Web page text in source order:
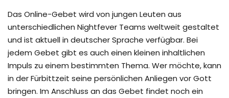
Das Online-Gebet wird von jungen Leuten aus
unterschiedlichen Nightfever Teams weltweit gestaltet
und ist aktuell in deutscher Sprache verfügbar. Bei
jedem Gebet gibt es auch einen kleinen inhaltlichen
Impuls zu einem bestimmten Thema. Wer möchte, kann
in der Fürbittzeit seine persönlichen Anliegen vor Gott
bringen. Im Anschluss an das Gebet findet noch ein